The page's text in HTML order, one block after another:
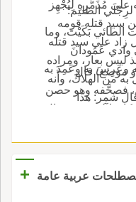
على مُذَمَّرِهِ لِيُجْهِز
فقال له أَبو جهل: أَعْمَدُ من سيد قتله قومه
زاد على سيد قتله
ليس بعار، ومراده
من الهلاك، وأَنه
شمر: هذا
قومه؛ قال
عليها في
أَخوهُم صِدامَ
الظليم:
بَكَيْتَ، وما
وادي عَمُودانَ
وعَرِسَ به وعَمِدَ به
موضع؛ قال
فصحَّفه وهو حصن
لآل ذ يزن؛ قال
يوم بُعاث وهو من
وصحفه.
عربية عامة +